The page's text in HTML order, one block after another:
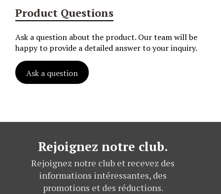
Product Questions
Ask a question about the product. Our team will be
happy to provide a detailed answer to your inquiry.
Ask a question
Rejoignez notre club.
Rejoignez notre club et recevez des
informations intéressantes, des
promotions et des réductions.